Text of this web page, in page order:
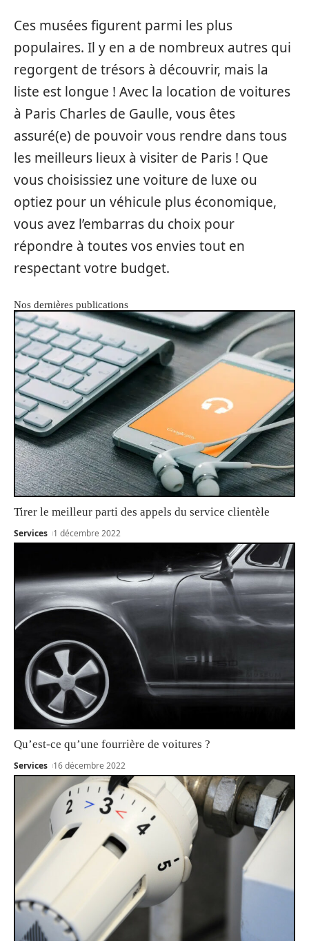
Ces musées figurent parmi les plus
populaires. Il y en a de nombreux autres qui
regorgent de trésors à découvrir, mais la
liste est longue ! Avec la location de voitures
à Paris Charles de Gaulle, vous êtes
assuré(e) de pouvoir vous rendre dans tous
les meilleurs lieux à visiter de Paris ! Que
vous choisissiez une voiture de luxe ou
optiez pour un véhicule plus économique,
vous avez l’embarras du choix pour
répondre à toutes vos envies tout en
respectant votre budget.
Nos dernières publications
Tirer le meilleur parti des appels du service clientèle
Services 1 décembre 2022
Qu’est-ce qu’une fourrière de voitures ?
Services 16 décembre 2022